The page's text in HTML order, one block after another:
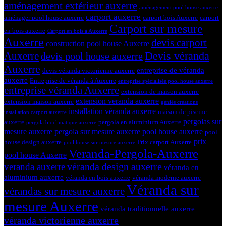
aménagement extérieur auxerre aménagement pool house auxerre
aménager pool house auxerre carport auxerre carport bois Auxerre carport
en bois auxerre Carport en bois à Auxerre Carport sur mesure
Auxerre construction pool house Auxerre devis carport
Auxerredevis pool house auxerreDevis véranda
Auxerre devis véranda victorienne auxerre entreprise de véranda
auxerre Entreprise de véranda à Auxerre entreprise spécialisée pool house auxerre
entreprise véranda Auxerre extension de maison auxerre
extension maison auxerre extension veranda auxerre géniès créations
installation carport auxerre installation véranda auxerre maison de piscine
auxerre pergola bioclimatique auxerre pergola en aluminium Auxerre pergolas sur
mesure auxerre pergola sur mesure auxerre pool house auxerre pool
house design auxerre pool house sur mesure auxerre Prix carport Auxerre prix
pool house Auxerre Veranda-Pergola-Auxerre
veranda auxerrevéranda design auxerre véranda en
aluminium auxerre véranda en bois auxerre véranda moderne auxerre
vérandas sur mesure auxerreVéranda sur
mesure Auxerre véranda traditionnelle auxerre
véranda victorienne auxerre